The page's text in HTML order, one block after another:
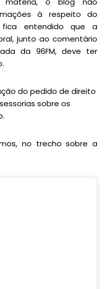
à respeito do
entendido que a
junto ao comentário
da 96FM, deve ter
do pedido de direito
sobre os
no trecho sobre a